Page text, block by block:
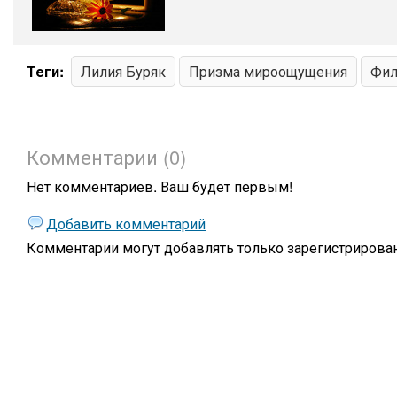
Теги: Лилия Буряк Призма мироощущения
Комментарии (0)
Нет комментариев. Ваш будет первым!
Добавить комментарий
Комментарии могут добавлять только